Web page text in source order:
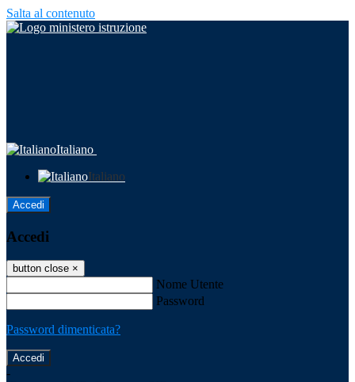
Salta al contenuto
Italiano
Italiano
Accedi
Accedi
button close ×
Nome Utente
Password
Password dimenticata?
-